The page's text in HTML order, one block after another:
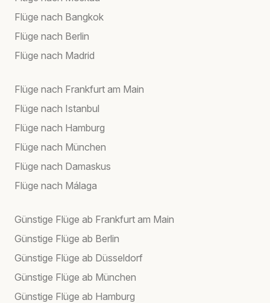
Flüge nach Bangkok
Flüge nach Berlin
Flüge nach Madrid
Flüge nach Frankfurt am Main
Flüge nach Istanbul
Flüge nach Hamburg
Flüge nach München
Flüge nach Damaskus
Flüge nach Málaga
Günstige Flüge ab Frankfurt am Main
Günstige Flüge ab Berlin
Günstige Flüge ab Düsseldorf
Günstige Flüge ab München
Günstige Flüge ab Hamburg